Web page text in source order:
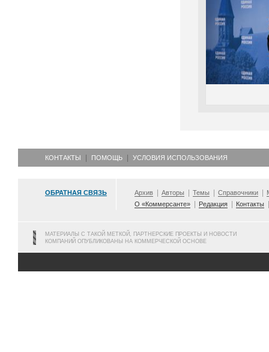
КОНТАКТЫ ПОМОЩЬ УСЛОВИЯ ИСПОЛЬЗОВАНИЯ
ОБРАТНАЯ СВЯЗЬ Архив Авторы Темы Справочники
О «Коммерсанте»
Редакция Контакты
МАТЕРИАЛЫ С ТАКОЙ МЕТКОЙ, ПАРТНЕРСКИЕ ПРОЕКТЫ И НОВОСТИ
КОМПАНИЙ ОПУБЛИКОВАНЫ НА КОММЕРЧЕСКОЙ ОСНОВЕ